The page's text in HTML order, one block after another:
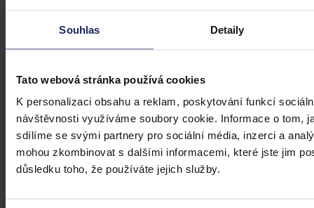
Souhlas Detaily
Tato webová stránka používá cookies
K personalizaci obsahu a reklam, poskytování funkcí
návštěvnosti využíváme soubory cookie. Informace o tom,
sdílíme se svými partnery pro sociální média, inzerci a
mohou zkombinovat s dalšími informacemi, které jste jim
důsledku toho, že používáte jejich služby.